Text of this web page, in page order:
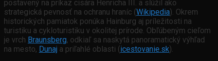
postavený na príkaz cisára Henricha III. a slúžil ako
strategická pevnosť na ochranu hraníc (Wikipedia). Okrem
historických pamiatok ponúka Hainburg aj príležitosti na
turistiku a cykloturistiku v okolitej prírode. Obľúbeným cieľom
je vrch Braunsberg, odkiaľ sa naskytá panoramatický výhľad
na mesto, Dunaj a priľahlé oblasti (icestovanie.sk).